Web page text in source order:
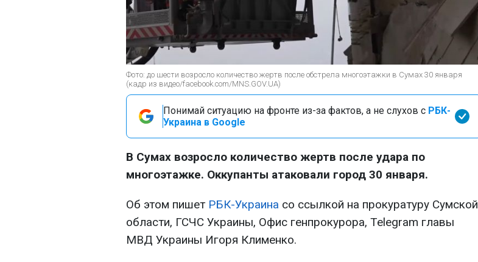
Фото: до шести возросло количество жертв после обстрела многоэтажки в Сумах 30 января
(кадр из видео/facebook.com/MNS.GOV.UA)
Понимай ситуацию на фронте из-за фактов, а не слухов с РБК-
Украина в Google
В Сумах возросло количество жертв после удара по
многоэтажке. Оккупанты атаковали город 30 января.
Об этом пишет РБК-Украина со ссылкой на прокуратуру Сумской
области, ГСЧС Украины, Офис генпрокурора, Telegram главы
МВД Украины Игоря Клименко.